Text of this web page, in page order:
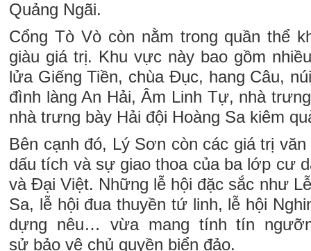
Quảng Ngãi.
Cổng Tò Vò còn nằm trong quần thể
giàu giá trị. Khu vực này bao gồm
lửa Giếng Tiền, chùa Đục, hang Câu,
đình làng An Hải, Âm Linh Tự, nhà
nhà trưng bày Hải đội Hoàng Sa kiêm
Bên cạnh đó, Lý Sơn còn các giá trị
dấu tích và sự giao thoa của ba lớp cư
và Đại Việt. Những lễ hội đặc sắc như
Sa, lễ hội đua thuyền tứ linh, lễ hội
dựng nêu… vừa mang tính tín
sử bảo vệ chủ quyền biển đảo.